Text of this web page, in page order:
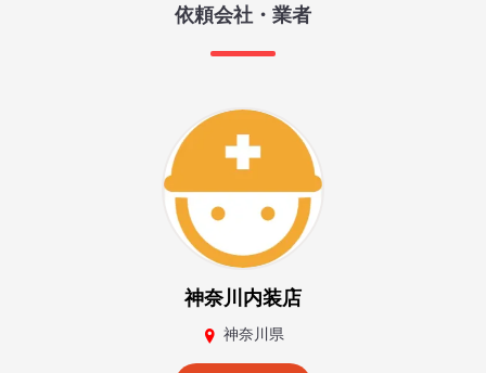
依頼会社・業者
神奈川内装店
神奈川県